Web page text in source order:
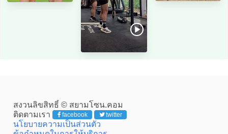
สงวนลิขสิทธิ์ © สยามโซน.คอม
ติดตามเรา
facebook twitter
นโยบายความเป็นส่วนตัว